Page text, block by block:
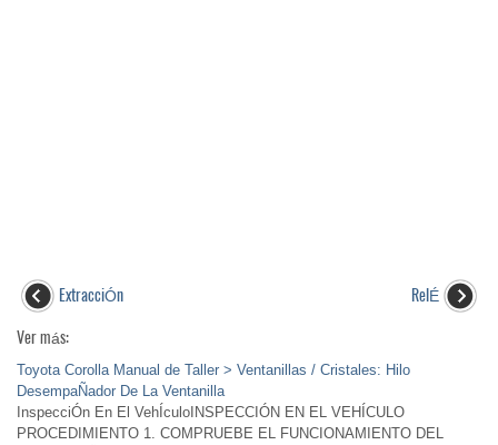
ExtracciÓn
RelÉ
Ver más:
Toyota Corolla Manual de Taller > Ventanillas / Cristales: Hilo
DesempaÑador De La Ventanilla
InspecciÓn En El VehÍculoINSPECCIÓN EN EL VEHÍCULO
PROCEDIMIENTO 1. COMPRUEBE EL FUNCIONAMIENTO DEL